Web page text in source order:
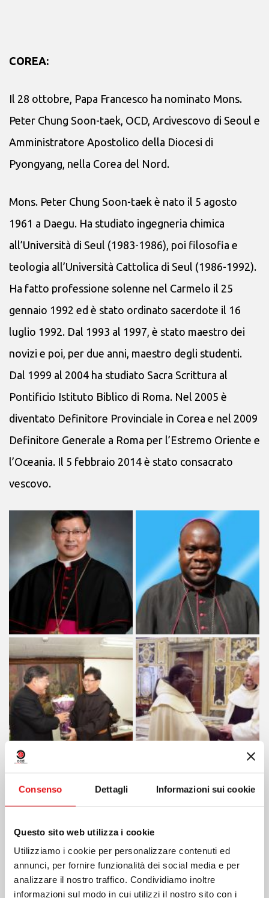
Consenso Dettagli Informazioni sui cookie
Questo sito web utilizza i cookie
Utilizziamo i cookie per personalizzare contenuti ed
annunci, per fornire funzionalità dei social media e per
analizzare il nostro traffico. Condividiamo inoltre
informazioni sul modo in cui utilizzi il nostro sito con i
COREA:
Il 28 ottobre, Papa Francesco ha nominato Mons.
Peter Chung Soon-taek, OCD, Arcivescovo di Seoul e
Amministratore Apostolico della Diocesi di
Pyongyang, nella Corea del Nord.
Mons. Peter Chung Soon-taek è nato il 5 agosto
1961 a Daegu. Ha studiato ingegneria chimica
all’Università di Seul (1983-1986), poi filosofia e
teologia all’Università Cattolica di Seul (1986-1992).
Ha fatto professione solenne nel Carmelo il 25
gennaio 1992 ed è stato ordinato sacerdote il 16
luglio 1992. Dal 1993 al 1997, è stato maestro dei
novizi e poi, per due anni, maestro degli studenti.
Dal 1999 al 2004 ha studiato Sacra Scrittura al
Pontificio Istituto Biblico di Roma. Nel 2005 è
diventato Definitore Provinciale in Corea e nel 2009
Definitore Generale a Roma per l’Estremo Oriente e
l’Oceania. Il 5 febbraio 2014 è stato consacrato
vescovo.